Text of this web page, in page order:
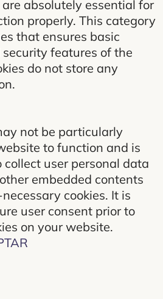
absolutely essential for
properly. This category
that ensures basic
features of the
do not store any
not be particularly
to function and is
user personal data
embedded contents
cookies. It is
user consent prior to
on your website.